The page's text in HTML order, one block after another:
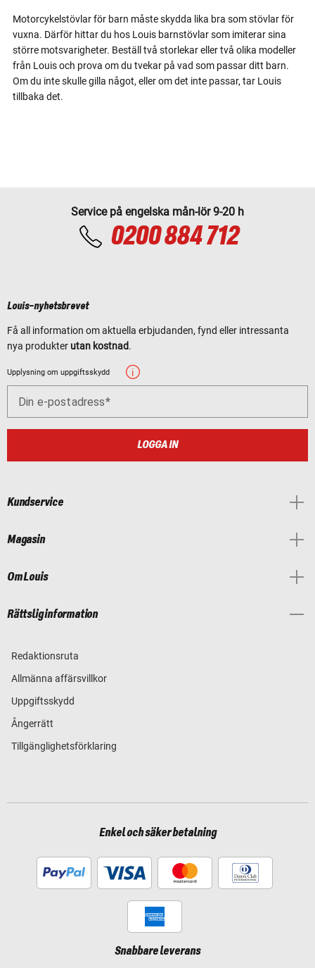
Motorcykelstövlar för barn måste skydda lika bra som stövlar för
vuxna. Därför hittar du hos Louis barnstövlar som imiterar sina
större motsvarigheter. Beställ två storlekar eller två olika modeller
från Louis och prova om du tvekar på vad som passar ditt barn.
Om du inte skulle gilla något, eller om det inte passar, tar Louis
tillbaka det.
Service på engelska mån-lör 9-20 h
0200 884 712
Louis-nyhetsbrevet
Få all information om aktuella erbjudanden, fynd eller intressanta
nya produkter utan kostnad.
Upplysning om uppgiftsskydd
Din e-postadress
LOGGA IN
Kundservice
Magasin
Om Louis
Rättslig information
Redaktionsruta
Allmänna affärsvillkor
Uppgiftsskydd
Ångerrätt
Tillgänglighetsförklaring
Enkel och säker betalning
Snabbare leverans